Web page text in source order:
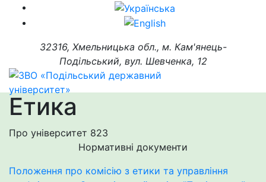
32316, Хмельницька обл., м. Кам'янець-
Подільський, вул. Шевченка, 12
Етика
Про університет 823
Нормативні документи
Положення про комісію з етики та управління